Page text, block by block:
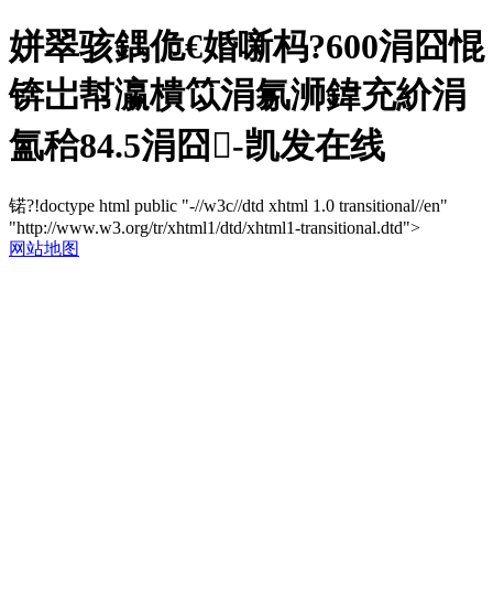
姘翠骇鍝佹€婚噺杩?600涓囧惃
锛岀幇瀛樻笖涓氱浉鍏充紒涓
氳秴84.5涓囧-凯发在线
锘?!doctype html public "-//w3c//dtd xhtml 1.0 transitional//en"
"http://www.w3.org/tr/xhtml1/dtd/xhtml1-transitional.dtd">
网站地图